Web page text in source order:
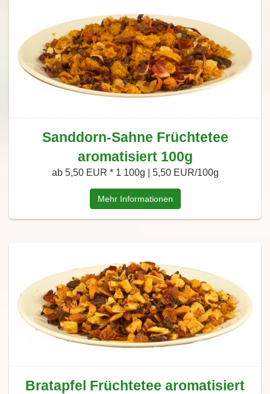
Sanddorn-Sahne Früchtetee
aromatisiert 100g
ab 5,50 EUR * 1 100g | 5,50 EUR/100g
Mehr Informationen
Bratapfel Früchtetee aromatisiert